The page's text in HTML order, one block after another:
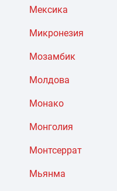
Мексика
Микронезия
Мозамбик
Молдова
Монако
Монголия
Монтсеррат
Мьянма